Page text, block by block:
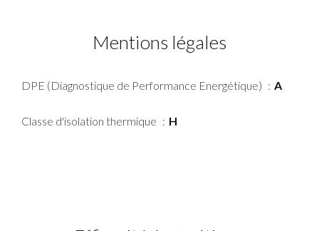
Mentions légales
DPE (Diagnostique de Performance Energétique) A
Classe d'isolation thermique H